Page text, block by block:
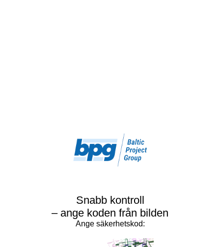
Snabb kontroll
– ange koden från bilden
Ange säkerhetskod: